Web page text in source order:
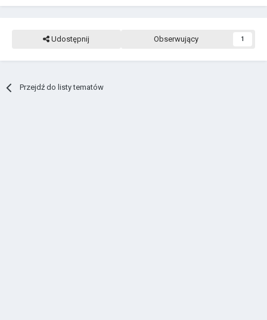
Udostępnij Obserwujący 1
Przejdź do listy tematów